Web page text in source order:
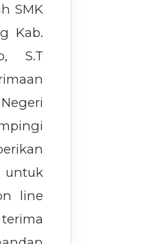
SMK
Kab.
S.T
line